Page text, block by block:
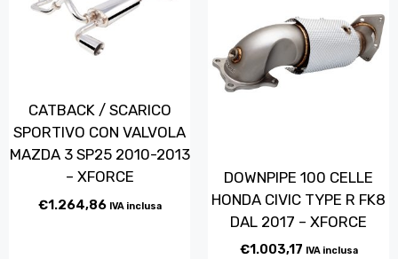
CATBACK / SCARICO
SPORTIVO CON VALVOLA
MAZDA 3 SP25 2010-2013
– XFORCE
€1.264,86 IVA inclusa
DOWNPIPE 100 CELLE
HONDA CIVIC TYPE R FK8
DAL 2017 – XFORCE
€1.003,17 IVA inclusa